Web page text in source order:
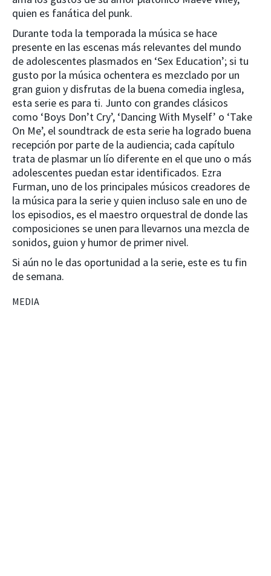
quien es fanática del punk.
Durante toda la temporada la música se hace
presente en las escenas más relevantes del mundo
de adolescentes plasmados en ‘Sex Education’; si tu
gusto por la música ochentera es mezclado por un
gran guion y disfrutas de la buena comedia inglesa,
esta serie es para ti. Junto con grandes clásicos
como ‘Boys Don’t Cry’, ‘Dancing With Myself’ o ‘Take
On Me’, el soundtrack de esta serie ha logrado buena
recepción por parte de la audiencia; cada capítulo
trata de plasmar un lío diferente en el que uno o más
adolescentes puedan estar identificados. Ezra
Furman, uno de los principales músicos creadores de
la música para la serie y quien incluso sale en uno de
los episodios, es el maestro orquestral de donde las
composiciones se unen para llevarnos una mezcla de
sonidos, guion y humor de primer nivel.
Si aún no le das oportunidad a la serie, este es tu fin
de semana.
MEDIA